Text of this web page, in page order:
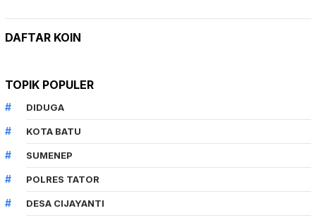
DAFTAR KOIN
TOPIK POPULER
DIDUGA
KOTA BATU
SUMENEP
POLRES TATOR
DESA CIJAYANTI